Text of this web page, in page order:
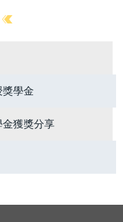
獎學金
金獲獎分享